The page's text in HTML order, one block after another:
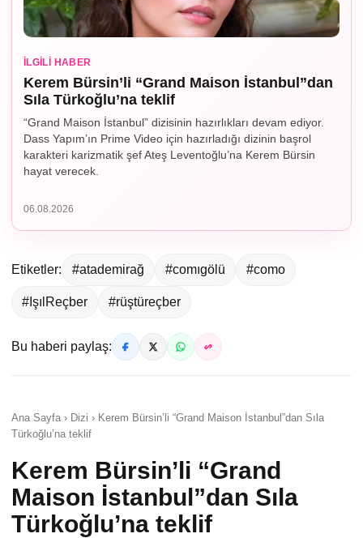
İLGILI HABER
Kerem Bürsin’li “Grand Maison İstanbul”dan
Sıla Türkoğlu’na teklif
“Grand Maison İstanbul” dizisinin hazırlıkları devam ediyor.
Dass Yapım’ın Prime Video için hazırladığı dizinin başrol
karakteri karizmatik şef Ateş Leventoğlu’na Kerem Bürsin
hayat verecek.
06.08.2026
Etiketler: #atademirağ #comıgölü #como
#IşılReçber #rüştüreçber
Bu haberi paylaş:
Ana Sayfa › Dizi › Kerem Bürsin’li “Grand Maison İstanbul”dan Sıla
Türkoğlu’na teklif
Kerem Bürsin’li “Grand
Maison İstanbul”dan Sıla
Türkoğlu’na teklif